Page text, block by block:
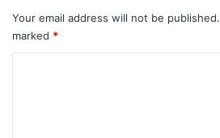
Your email address will not be published.
marked *